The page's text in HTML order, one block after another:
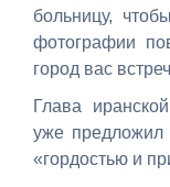
больницу,
фотографии
город вас
Глава
уже предложил
«гордостью и